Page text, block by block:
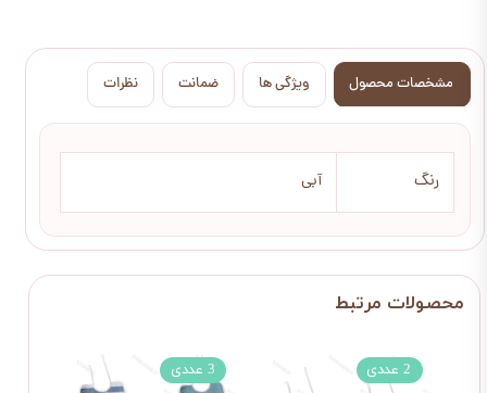
مشخصات محصول ویژگی ها ضمانت نظرات
رنگ آبی
3 عددی 2 عددی